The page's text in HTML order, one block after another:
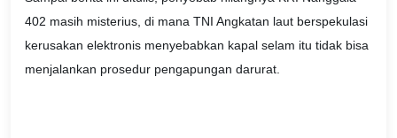
402 masih misterius, di mana TNI Angkatan laut berspekulasi
kerusakan elektronis menyebabkan kapal selam itu tidak bisa
menjalankan prosedur pengapungan darurat.